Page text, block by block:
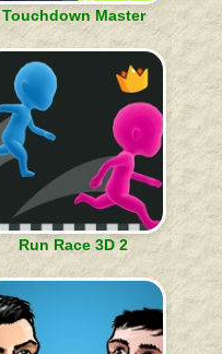
Touchdown Master
Run Race 3D 2